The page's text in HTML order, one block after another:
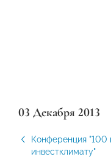
03 Декабря 2013
Конференция "100
инвестклимату"